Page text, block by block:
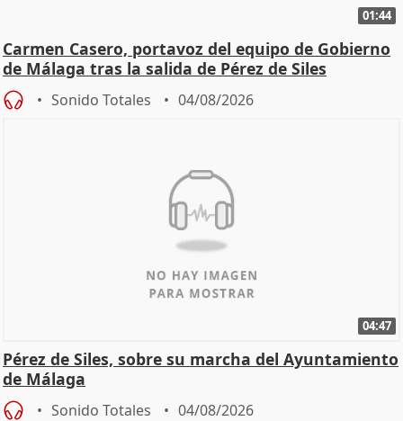
01:44
Carmen Casero, portavoz del equipo de Gobierno
de Málaga tras la salida de Pérez de Siles
Sonido Totales 04/08/2026
04:47
Pérez de Siles, sobre su marcha del Ayuntamiento
de Málaga
Sonido Totales 04/08/2026